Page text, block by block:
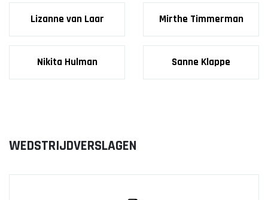
Lizanne van Laar Mirthe Timmerman
Nikita Hulman Sanne Klappe
WEDSTRIJDVERSLAGEN